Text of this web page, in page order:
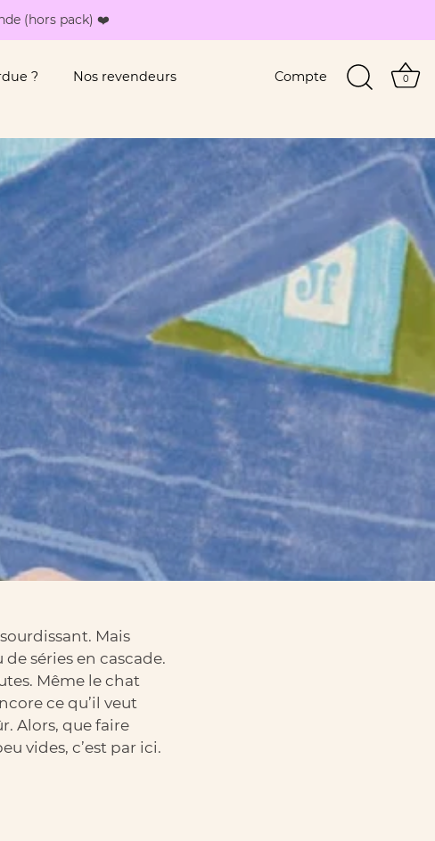
(hors pack) ❤️
? Nos revendeurs Compte 0
Mais
séries en cascade.
Même le chat
ce qu’il veut
Alors, que faire
vides, c’est par ici.